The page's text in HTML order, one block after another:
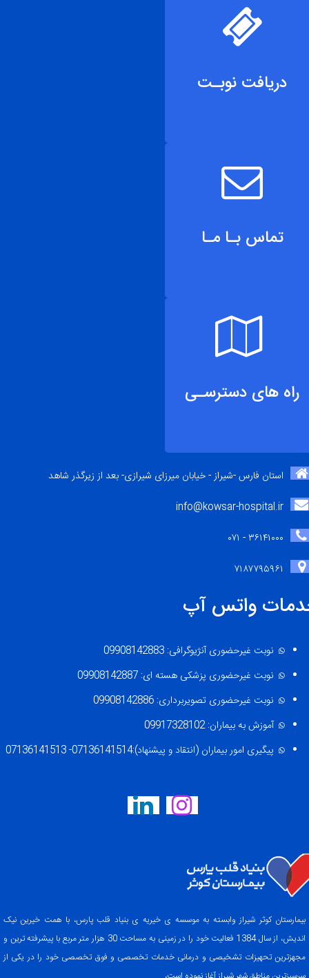
دریافت نوبـت
تماس بـا مـا
راه های دسترسـی
استان فارس -شیراز - خیابان میرزای شیرازی- بعد از زیرگذر شاهد
info@kowsar-hospital.ir
۳۶۱۴۱۰۰۰ - ۰۷۱
۷۱۸۷۷۹۵۹۶۱
واتس آپ
نوبت غیرحضوری آنژیوگرافی: 09908142883
نوبت غیرحضوری پزشکی هسته ای: 09908142887
نوبت غیرحضوری تصویربرداری: 09908142886
آموزش به بیماران: 09917328102
پیگیری امور بیماران (انتقاد و پیشنهاد):07136141514- 07136141513
بیمارستان کوثر شیراز وابسته به موسسه ی خیریه ی بنیاد قلب پارس، با همت خیرین نیک
اندیش، از سال 1384 فعالیت خود را در زمینی به مساحت 30 هزار متر مربع با پیشرفته ترین و
مجهزترین تحهیزات تشخیصی و درمانی خدمات تخصصی و فوق تخصصی خود را در یکی از